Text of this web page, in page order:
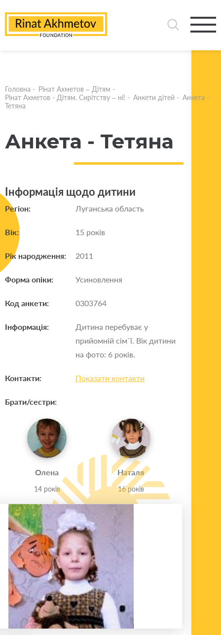
Головна - Рінат Ахметов – Дітям -
Рінат Ахметов - Дітям. Сирітству – ні! - Анкети дітей - Анкета -
Тетяна
Анкета - Тетяна
Інформація щодо дитини
Регіон: Луганська область
Вік: 15 років
Рік народження: 2011
Форма опіки: Усиновлення
Код анкети: 0303764
Інформація:
Дитина перебуває у
прийомній сім`ї. Вік дитини
на фото: 6 років.
Контакти: Показати контакти
Брати/сестри:
Олена
14 років
Наталя
16 років